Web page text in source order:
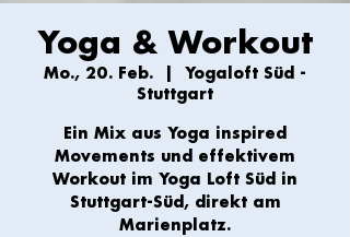
Yoga & Workout
Mo., 20. Feb.
Yogaloft Süd -
Stuttgart
Ein Mix aus Yoga inspired
Movements und effektivem
Workout im Yoga Loft Süd in
Stuttgart-Süd, direkt am
Marienplatz.